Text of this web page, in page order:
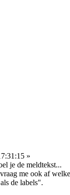
»
je de meldtekst...
me ook af
de labels".